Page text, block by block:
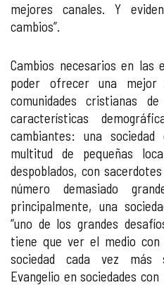
mejores canales. Y
cambios”.
Cambios necesarios en las
poder ofrecer una
comunidades cristianas
características
cambiantes: una
multitud de pequeñas
despoblados, con
número demasiado
principalmente, una
“uno de los grandes
tiene que ver el medio
sociedad cada vez más
Evangelio en sociedades